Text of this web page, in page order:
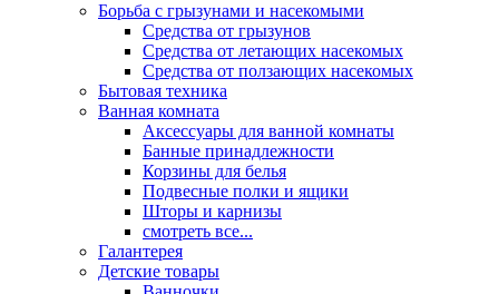
Борьба с грызунами и насекомыми
Средства от грызунов
Средства от летающих насекомых
Средства от ползающих насекомых
Бытовая техника
Ванная комната
Аксессуары для ванной комнаты
Банные принадлежности
Корзины для белья
Подвесные полки и ящики
Шторы и карнизы
смотреть все...
Галантерея
Детские товары